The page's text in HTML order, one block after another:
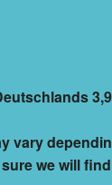
vary
we will